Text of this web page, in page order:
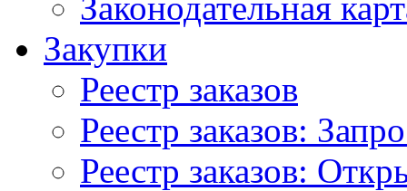
Закупки
Реестр заказов
Реестр заказов:
Реестр заказов: